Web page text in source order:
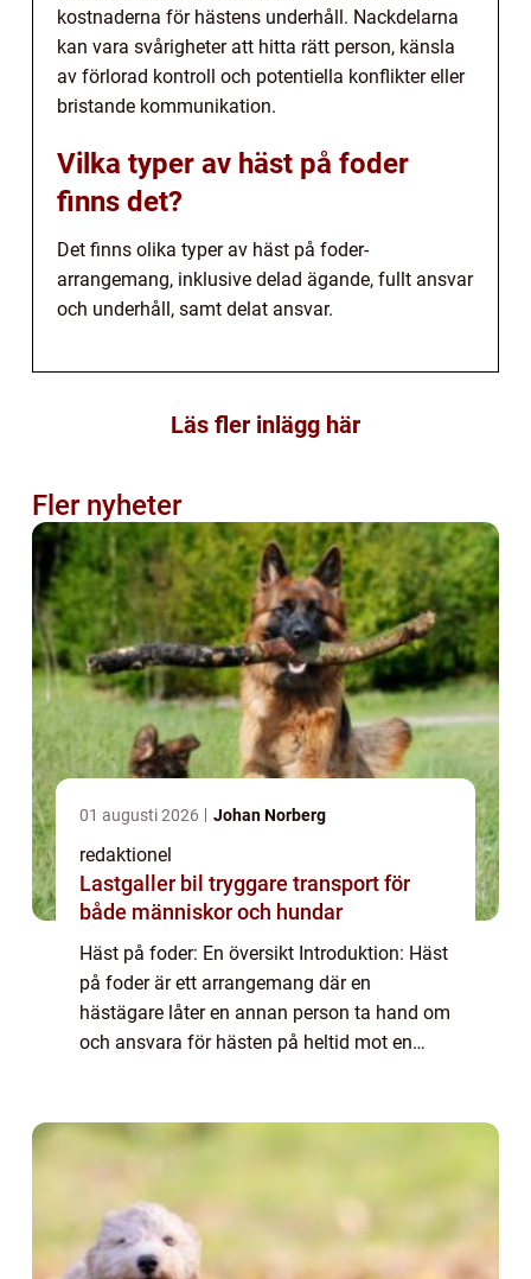
kostnaderna för hästens underhåll. Nackdelarna
kan vara svårigheter att hitta rätt person, känsla
av förlorad kontroll och potentiella konflikter eller
bristande kommunikation.
Vilka typer av häst på foder
finns det?
Det finns olika typer av häst på foder-
arrangemang, inklusive delad ägande, fullt ansvar
och underhåll, samt delat ansvar.
Läs fler inlägg här
Fler nyheter
01 augusti 2026 Johan Norberg
redaktionel
Lastgaller bil tryggare transport för
både människor och hundar
Häst på foder: En översikt Introduktion: Häst
på foder är ett arrangemang där en
hästägare låter en annan person ta hand om
och ansvara för hästen på heltid mot en